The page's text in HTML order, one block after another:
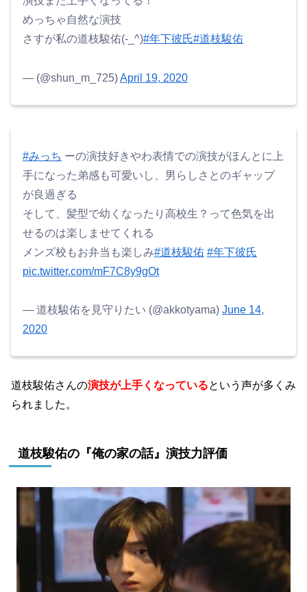
めっちゃ自然な演技
さすが私の道枝駿佑(-_^)#年下彼氏#道枝駿佑
— (@shun_m_725)April 19, 2020
#みっち ーの演技好きやわ表情での演技がほんとに上
手になった弟感も可愛いし、男らしさとのギャップ
が良過ぎる
そして、髪型で幼くなったり高校生？って色気を出
せるのは楽しませてくれる
メンズ校もお弁当も楽しみ#道枝駿佑 #年下彼氏
pic.twitter.com/mF7C8y9gOt
— ‍道枝駿佑を見守りたい‍ (@akkotyama) June 14,
2020
道枝駿佑さんの演技が上手くなっているという声が多くみ
られました。
道枝駿佑の『俺の家の話』演技力評価